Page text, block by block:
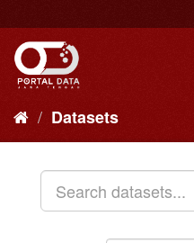
to
content
Datasets